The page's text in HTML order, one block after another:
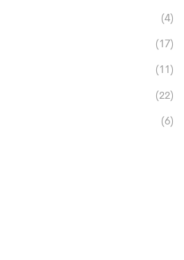
(4)
(17)
(11)
(22)
(6)